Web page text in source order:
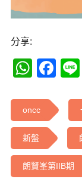
分享:
oncc
新盤
朗賢峯第IIB期